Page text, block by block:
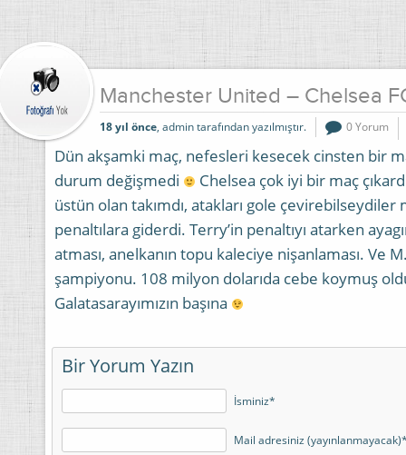
Manchester United – Chelsea
18 yıl önce, admin tarafından yazılmıştır. 0 Yorum
Dün akşamki maç, nefesleri kesecek cinsten bir
durum değişmedi
Chelsea çok iyi bir maç
üstün olan takımdı, atakları gole çevirebilseydiler
penaltılara giderdi. Terry’in penaltıyı atarken
atması, anelkanın topu kaleciye nişanlaması. Ve
şampiyonu. 108 milyon dolarıda cebe koymuş
Galatasarayımızın başına
Bir Yorum Yazın
İsminiz*
Mail adresiniz